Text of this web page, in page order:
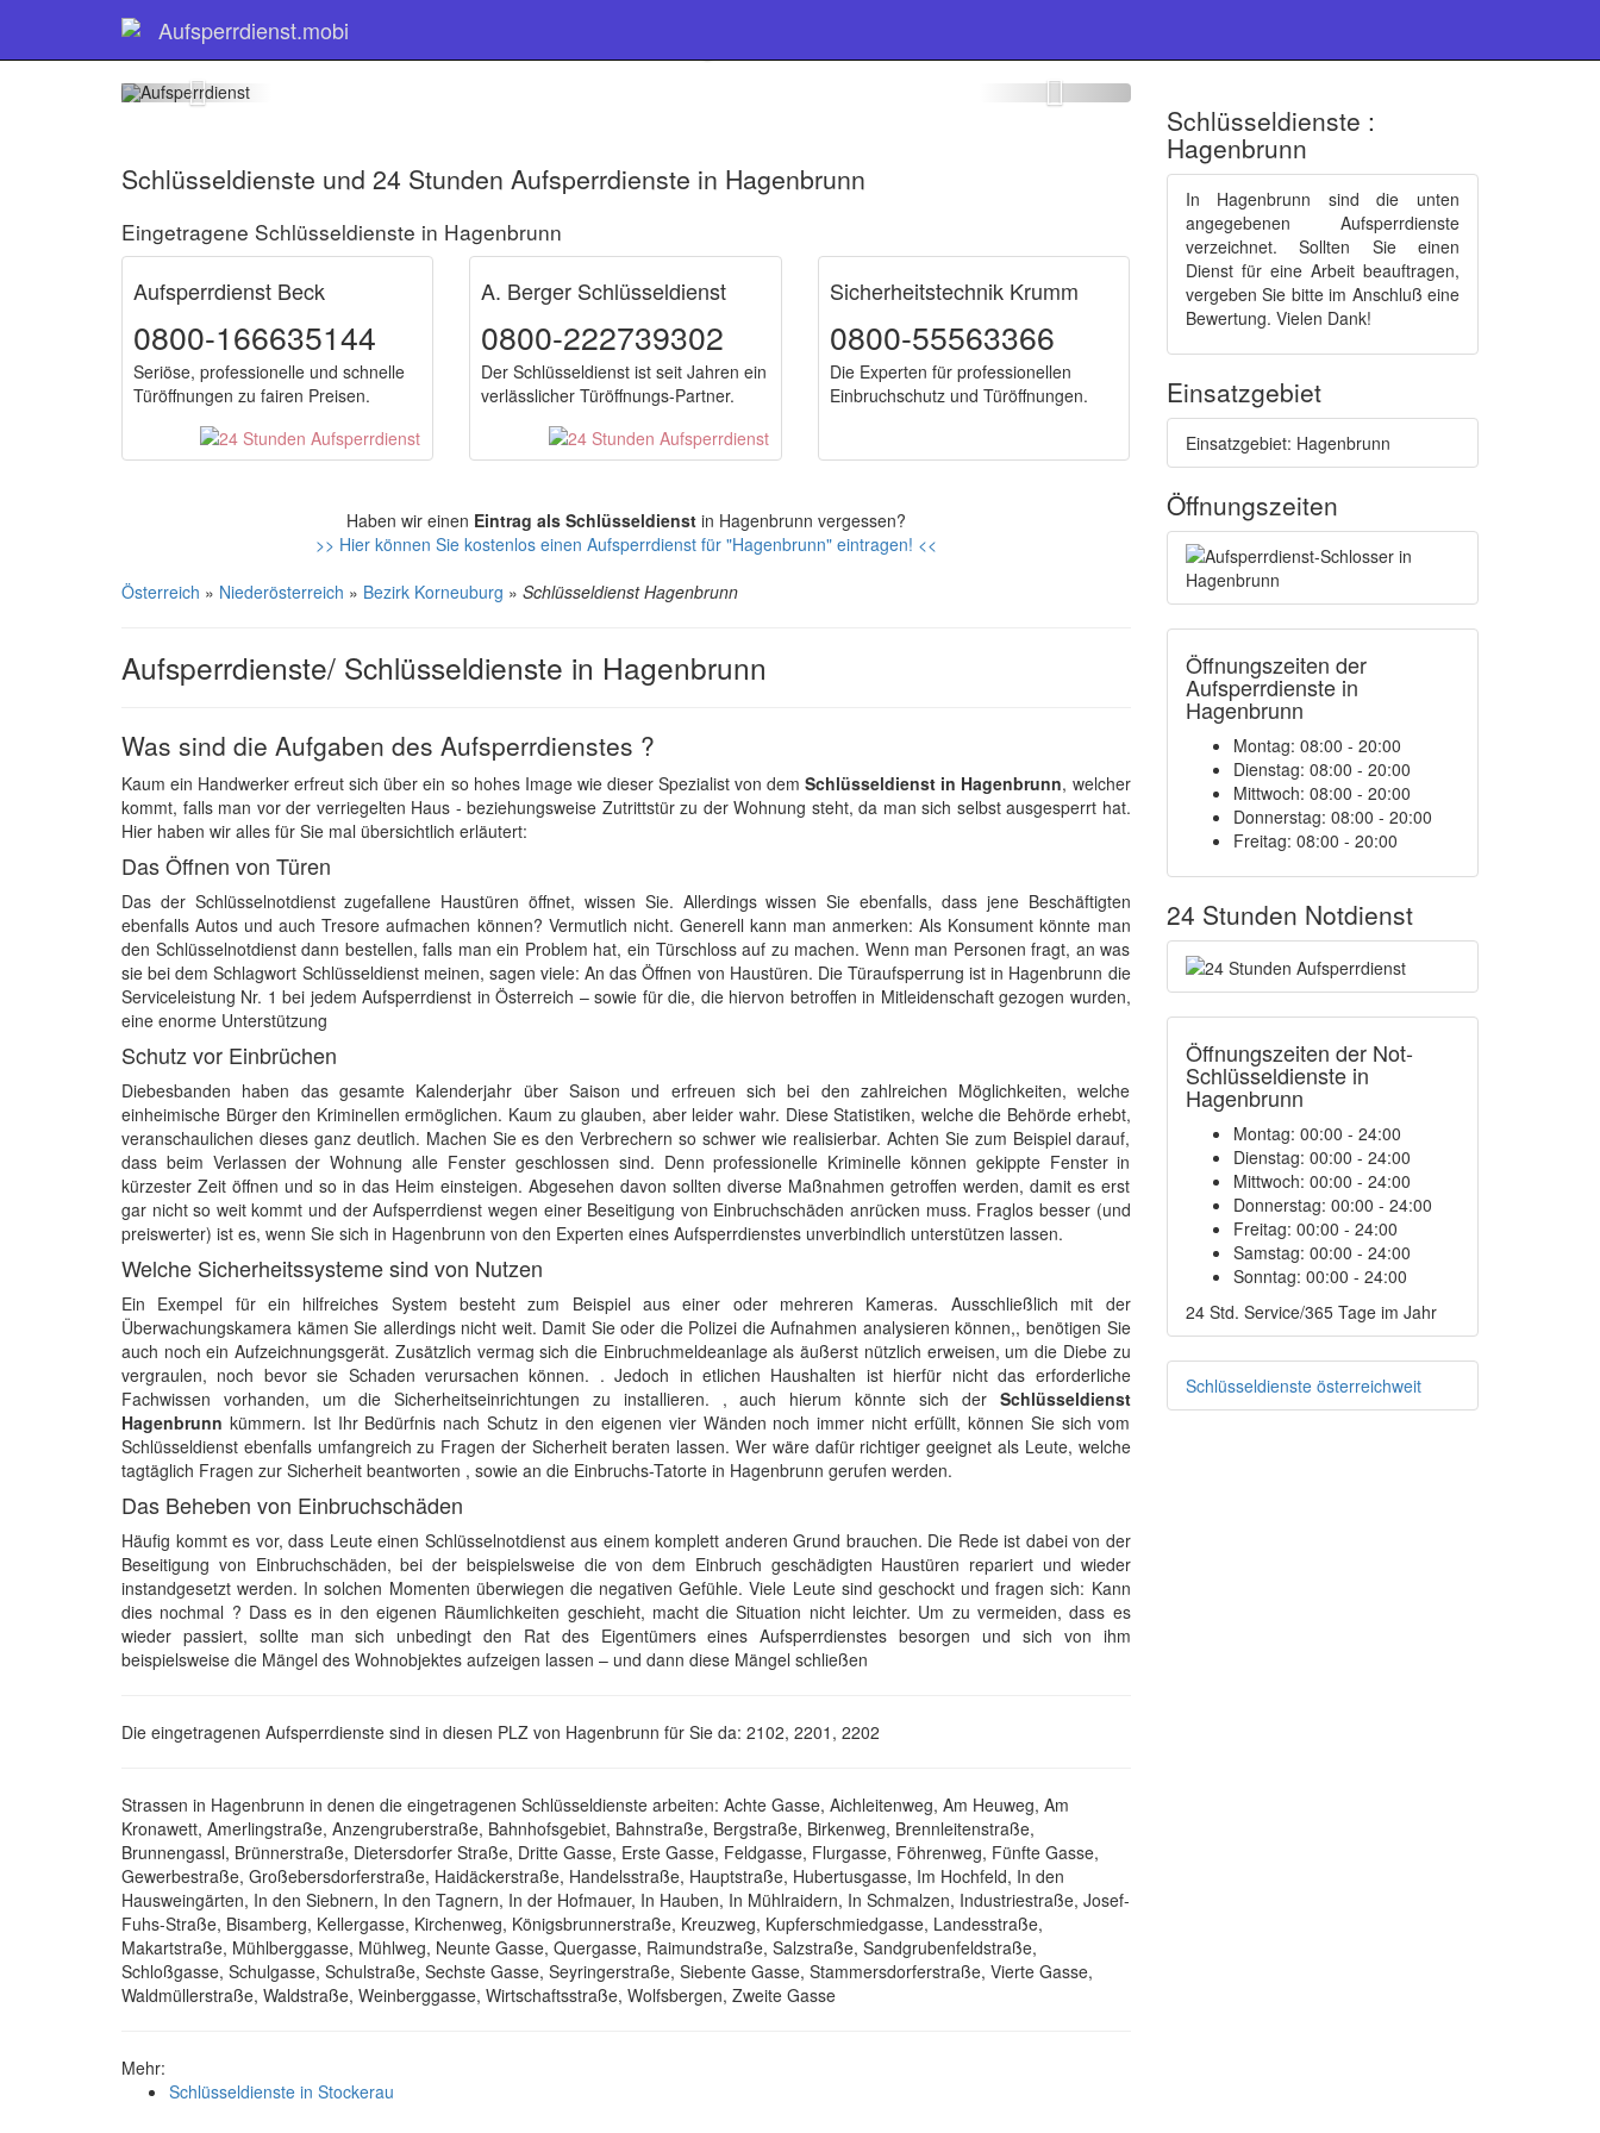
Aufsperrdienst.mobi
Schlüsseldienste und 24 Stunden Aufsperrdienste in Hagenbrunn
Eingetragene Schlüsseldienste in Hagenbrunn
Aufsperrdienst Beck
0800-166635144
Seriöse, professionelle und schnelle
Türöffnungen zu fairen Preisen.
A. Berger Schlüsseldienst
0800-222739302
Der Schlüsseldienst ist seit Jahren ein
verlässlicher Türöffnungs-Partner.
Sicherheitstechnik Krumm
0800-55563366
Die Experten für professionellen
Einbruchschutz und Türöffnungen.
Haben wir einen Eintrag als Schlüsseldienstin Hagenbrunn vergessen?
>> Hier können Sie kostenlos einen Aufsperrdienst für "Hagenbrunn" eintragen! <<
Österreich » Niederösterreich » Bezirk Korneuburg » Schlüsseldienst Hagenbrunn
Aufsperrdienste/ Schlüsseldienste in Hagenbrunn
Was sind die Aufgaben des Aufsperrdienstes ?
Kaum ein Handwerker erfreut sich über ein so hohes Image wie dieser Spezialist von demSchlüsseldienst in Hagenbrunn, welcher
kommt, falls man vor der verriegelten Haus - beziehungsweise Zutrittstür zu der Wohnung steht, da man sich selbst ausgesperrt hat.
Hier haben wir alles für Sie mal übersichtlich erläutert:
Das Öffnen von Türen
Das der Schlüsselnotdienst zugefallene Haustüren öffnet, wissen Sie. Allerdings wissen Sie ebenfalls, dass jene Beschäftigten
ebenfalls Autos und auch Tresore aufmachen können? Vermutlich nicht. Generell kann man anmerken: Als Konsument könnte man
den Schlüsselnotdienst dann bestellen, falls man ein Problem hat, ein Türschloss auf zu machen. Wenn man Personen fragt, an was
sie bei dem Schlagwort Schlüsseldienst meinen, sagen viele: An das Öffnen von Haustüren. Die Türaufsperrung ist in Hagenbrunn die
Serviceleistung Nr. 1 bei jedem Aufsperrdienst in Österreich – sowie für die, die hiervon betroffen in Mitleidenschaft gezogen wurden,
eine enorme Unterstützung
Schutz vor Einbrüchen
Diebesbanden haben das gesamte Kalenderjahr über Saison und erfreuen sich bei den zahlreichen Möglichkeiten, welche
einheimische Bürger den Kriminellen ermöglichen. Kaum zu glauben, aber leider wahr. Diese Statistiken, welche die Behörde erhebt,
veranschaulichen dieses ganz deutlich. Machen Sie es den Verbrechern so schwer wie realisierbar. Achten Sie zum Beispiel darauf,
dass beim Verlassen der Wohnung alle Fenster geschlossen sind. Denn professionelle Kriminelle können gekippte Fenster in
kürzester Zeit öffnen und so in das Heim einsteigen. Abgesehen davon sollten diverse Maßnahmen getroffen werden, damit es erst
gar nicht so weit kommt und der Aufsperrdienst wegen einer Beseitigung von Einbruchschäden anrücken muss. Fraglos besser (und
preiswerter) ist es, wenn Sie sich in Hagenbrunn von den Experten eines Aufsperrdienstes unverbindlich unterstützen lassen.
Welche Sicherheitssysteme sind von Nutzen
Ein Exempel für ein hilfreiches System besteht zum Beispiel aus einer oder mehreren Kameras. Ausschließlich mit der
Überwachungskamera kämen Sie allerdings nicht weit. Damit Sie oder die Polizei die Aufnahmen analysieren können,, benötigen Sie
auch noch ein Aufzeichnungsgerät. Zusätzlich vermag sich die Einbruchmeldeanlage als äußerst nützlich erweisen, um die Diebe zu
vergraulen, noch bevor sie Schaden verursachen können. . Jedoch in etlichen Haushalten ist hierfür nicht das erforderliche
Fachwissen vorhanden, um die Sicherheitseinrichtungen zu installieren. , auch hierum könnte sich der Schlüsseldienst
Hagenbrunn kümmern. Ist Ihr Bedürfnis nach Schutz in den eigenen vier Wänden noch immer nicht erfüllt, können Sie sich vom
Schlüsseldienst ebenfalls umfangreich zu Fragen der Sicherheit beraten lassen. Wer wäre dafür richtiger geeignet als Leute, welche
tagtäglich Fragen zur Sicherheit beantworten , sowie an die Einbruchs-Tatorte in Hagenbrunn gerufen werden.
Das Beheben von Einbruchschäden
Häufig kommt es vor, dass Leute einen Schlüsselnotdienst aus einem komplett anderen Grund brauchen. Die Rede ist dabei von der
Beseitigung von Einbruchschäden, bei der beispielsweise die von dem Einbruch geschädigten Haustüren repariert und wieder
instandgesetzt werden. In solchen Momenten überwiegen die negativen Gefühle. Viele Leute sind geschockt und fragen sich: Kann
dies nochmal ? Dass es in den eigenen Räumlichkeiten geschieht, macht die Situation nicht leichter. Um zu vermeiden, dass es
wieder passiert, sollte man sich unbedingt den Rat des Eigentümers eines Aufsperrdienstes besorgen und sich von ihm
beispielsweise die Mängel des Wohnobjektes aufzeigen lassen – und dann diese Mängel schließen
Die eingetragenen Aufsperrdienste sind in diesen PLZ von Hagenbrunn für Sie da: 2102, 2201, 2202
Strassen in Hagenbrunn in denen die eingetragenen Schlüsseldienste arbeiten: Achte Gasse, Aichleitenweg, Am Heuweg, Am
Kronawett, Amerlingstraße, Anzengruberstraße, Bahnhofsgebiet, Bahnstraße, Bergstraße, Birkenweg, Brennleitenstraße,
Brunnengassl, Brünnerstraße, Dietersdorfer Straße, Dritte Gasse, Erste Gasse, Feldgasse, Flurgasse, Föhrenweg, Fünfte Gasse,
Gewerbestraße, Großebersdorferstraße, Haidäckerstraße, Handelsstraße, Hauptstraße, Hubertusgasse, Im Hochfeld, In den
Hausweingärten, In den Siebnern, In den Tagnern, In der Hofmauer, In Hauben, In Mühlraidern, In Schmalzen, Industriestraße, Josef-
Fuhs-Straße, Bisamberg, Kellergasse, Kirchenweg, Königsbrunnerstraße, Kreuzweg, Kupferschmiedgasse, Landesstraße,
Makartstraße, Mühlberggasse, Mühlweg, Neunte Gasse, Quergasse, Raimundstraße, Salzstraße, Sandgrubenfeldstraße,
Schloßgasse, Schulgasse, Schulstraße, Sechste Gasse, Seyringerstraße, Siebente Gasse, Stammersdorferstraße, Vierte Gasse,
Waldmüllerstraße, Waldstraße, Weinberggasse, Wirtschaftsstraße, Wolfsbergen, Zweite Gasse
Mehr:
Schlüsseldienste in Stockerau
Schlüsseldienste :
Hagenbrunn
In Hagenbrunn sind die unten
angegebenen Aufsperrdienste
verzeichnet. Sollten Sie einen
Dienst für eine Arbeit beauftragen,
vergeben Sie bitte im Anschluß eine
Bewertung. Vielen Dank!
Einsatzgebiet
Einsatzgebiet: Hagenbrunn
Öffnungszeiten
Öffnungszeiten der
Aufsperrdienste in
Hagenbrunn
Montag: 08:00 - 20:00
Dienstag: 08:00 - 20:00
Mittwoch: 08:00 - 20:00
Donnerstag: 08:00 - 20:00
Freitag: 08:00 - 20:00
24 Stunden Notdienst
Öffnungszeiten der Not-
Schlüsseldienste in
Hagenbrunn
Montag: 00:00 - 24:00
Dienstag: 00:00 - 24:00
Mittwoch: 00:00 - 24:00
Donnerstag: 00:00 - 24:00
Freitag: 00:00 - 24:00
Samstag: 00:00 - 24:00
Sonntag: 00:00 - 24:00
24 Std. Service/365 Tage im Jahr
Schlüsseldienste österreichweit